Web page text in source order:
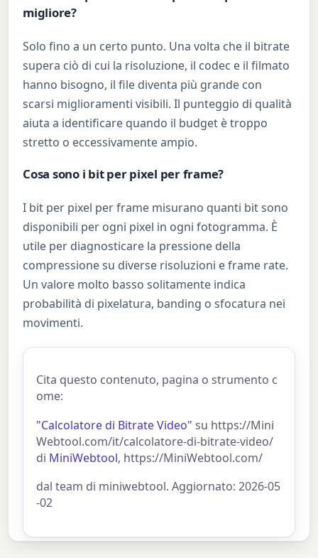
migliore?
Solo fino a un certo punto. Una volta che il bitrate
supera ciò di cui la risoluzione, il codec e il filmato
hanno bisogno, il file diventa più grande con
scarsi miglioramenti visibili. Il punteggio di qualità
aiuta a identificare quando il budget è troppo
stretto o eccessivamente ampio.
Cosa sono i bit per pixel per frame?
I bit per pixel per frame misurano quanti bit sono
disponibili per ogni pixel in ogni fotogramma. È
utile per diagnosticare la pressione della
compressione su diverse risoluzioni e frame rate.
Un valore molto basso solitamente indica
probabilità di pixelatura, banding o sfocatura nei
movimenti.
Cita questo contenuto, pagina o strumento c
ome:
"Calcolatore di Bitrate Video" su https://Mini
Webtool.com/it/calcolatore-di-bitrate-video/
di MiniWebtool, https://MiniWebtool.com/
dal team di miniwebtool. Aggiornato: 2026-05
-02